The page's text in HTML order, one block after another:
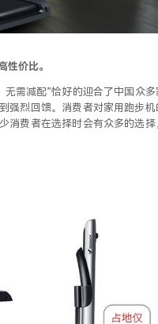
性价比。
无需减配”恰好的迎合了中国众多
强烈回馈。消费者对家用跑步机
消费者在选择时会有众多的选择